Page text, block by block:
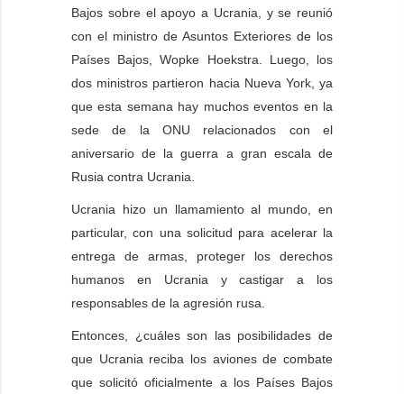
Bajos sobre el apoyo a Ucrania, y se reunió
con el ministro de Asuntos Exteriores de los
Países Bajos, Wopke Hoekstra. Luego, los
dos ministros partieron hacia Nueva York, ya
que esta semana hay muchos eventos en la
sede de la ONU relacionados con el
aniversario de la guerra a gran escala de
Rusia contra Ucrania.
Ucrania hizo un llamamiento al mundo, en
particular, con una solicitud para acelerar la
entrega de armas, proteger los derechos
humanos en Ucrania y castigar a los
responsables de la agresión rusa.
Entonces, ¿cuáles son las posibilidades de
que Ucrania reciba los aviones de combate
que solicitó oficialmente a los Países Bajos